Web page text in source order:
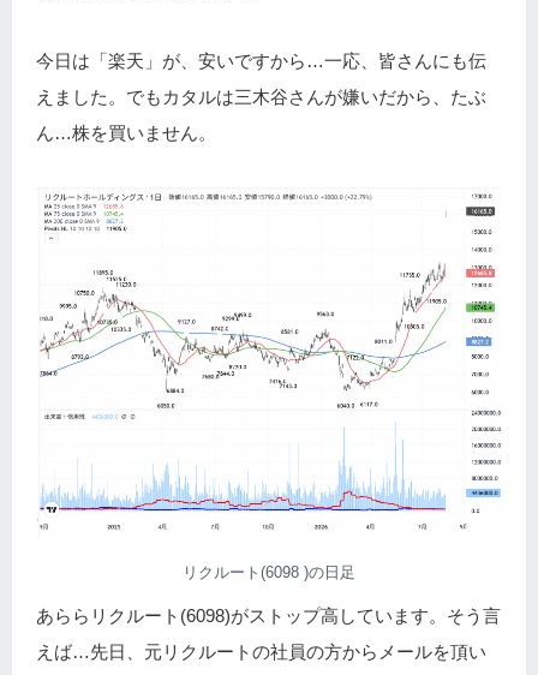
今日は「楽天」が、安いですから…一応、皆さんにも伝
えました。でもカタルは三木谷さんが嫌いだから、たぶ
ん…株を買いません。
リクルート(6098 )の日足
あららリクルート(6098)がストップ高しています。そう言
えば…先日、元リクルートの社員の方からメールを頂い